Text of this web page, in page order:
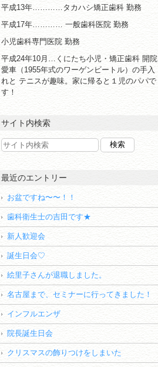
平成13年…………タカハシ矯正歯科 勤務
平成17年………… 一般歯科医院 勤務
小児歯科専門医院 勤務
平成24年10月…くにたち小児・矯正歯科 開院
愛車（1955年式のワーゲンビートル）の手入
れと テニスが趣味。家に帰ると１児のパパで
す！
サイト内検索
最近のエントリー
お盆ですね〜〜！！
歯科衛生士の吉田です★
新人歓迎会
誕生日会♡
絵里子さんが退職しました。
名古屋まで、セミナーに行ってきました！
インフルエンザ
院長誕生日会
クリスマスの飾りつけをしまいた